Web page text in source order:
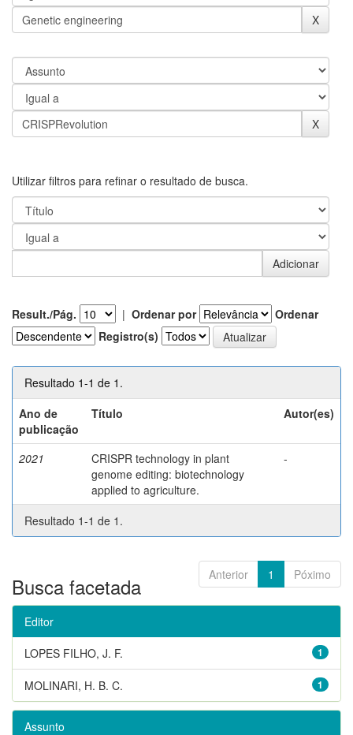
Utilizar filtros para refinar o resultado de busca.
Result./Pág. | Ordenar por
Ordenar
Registro(s)
Resultado 1-1 de 1.
Ano de
publicação
Título Autor(es)
2021
CRISPR technology in plant
genome editing: biotechnology
applied to agriculture.
-
Resultado 1-1 de 1.
Anterior 1 Póximo
Busca facetada
Editor
1
LOPES FILHO, J. F.
1
MOLINARI, H. B. C.
Assunto